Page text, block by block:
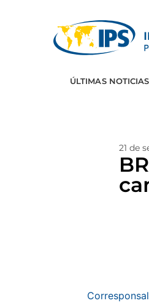
ÚLTIMAS NOTICIAS
21 de